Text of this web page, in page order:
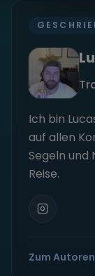
Ich bin
auf allen
Segeln und
Reise.
Zum